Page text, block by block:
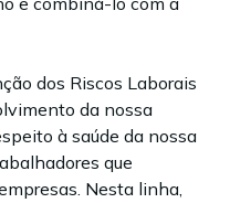
dos Riscos Laborais
da nossa
à saúde da nossa
que
Nesta linha,